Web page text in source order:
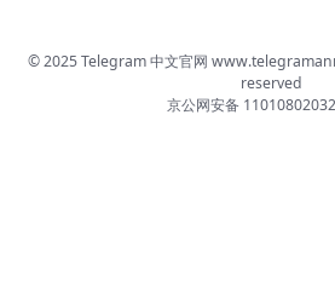
© 2025 Telegram 中文官网
reserved
京公网安备